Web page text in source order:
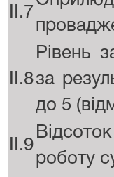
II.7
II.8
Рівень
за
до 5
II.9
роботу